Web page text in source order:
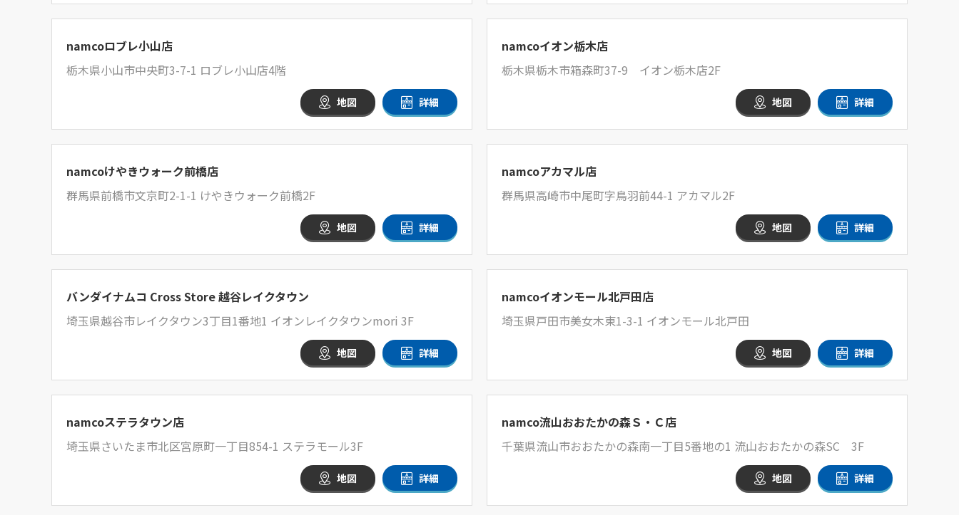
namcoロブレ小山店
栃木県小山市中央町3-7-1 ロブレ小山店4階
地図 詳細
namcoイオン栃木店
栃木県栃木市箱森町37-9 イオン栃木店2F
地図 詳細
namcoけやきウォーク前橋店
群馬県前橋市文京町2-1-1 けやきウォーク前橋2F
地図 詳細
namcoアカマル店
群馬県高崎市中尾町字鳥羽前44-1 アカマル2F
地図 詳細
バンダイナムコ Cross Store 越谷レイクタウン
埼玉県越谷市レイクタウン3丁目1番地1 イオンレイクタウンmori 3F
地図 詳細
namcoイオンモール北戸田店
埼玉県戸田市美女木東1-3-1 イオンモール北戸田
地図 詳細
namcoステラタウン店
埼玉県さいたま市北区宮原町一丁目854-1 ステラモール3F
地図 詳細
namco流山おおたかの森Ｓ・Ｃ店
千葉県流山市おおたかの森南一丁目5番地の1 流山おおたかの森SC 3F
地図 詳細